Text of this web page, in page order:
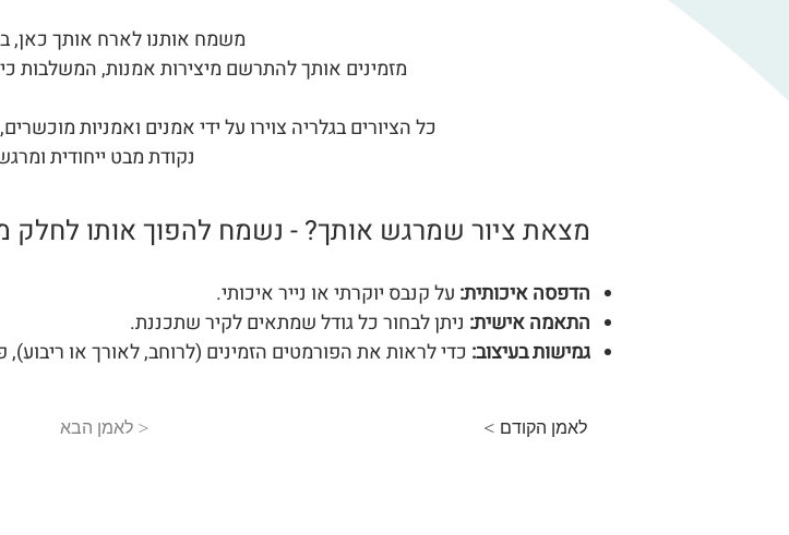
משמח אותנו לארח אותך כאן,
מזמינים אותך להתרשם מיצירות אמנות, המשלבות
כל הציורים בגלריה צוירו על ידי אמנים ואמניות
נקודת מבט ייחודית
מצאת ציור שמרגש אותך? - נשמח להפוך אותו לחלק
הדפסה איכותית: על קנבס יוקרתי או נייר איכותי.
התאמה אישית: ניתן לבחור כל גודל שמתאים לקיר שתכננת.
גמישות בעיצוב: כדי לראות את הפורמטים הזמינים (לרוחב, לאורך או
לאמן הקודם > < לאמן הבא